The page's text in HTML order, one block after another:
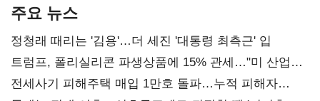
주요 뉴스
정청래 때리는 '김용'…더 세진 '대통령 최측근' 입
트럼프, 폴리실리콘 파생상품에 15% 관세…"미 산업
재건"
전세사기 피해주택 매입 1만호 돌파…누적 피해자